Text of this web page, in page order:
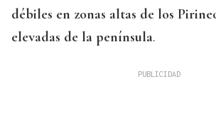
débiles en zonas altas de los
elevadas de la península.